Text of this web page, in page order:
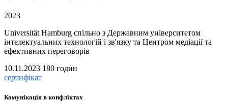
2023
Universität Hamburg спільно з Державним університетом
інтелектуальних технологій і зв'язку та Центром медіації та
ефективних переговорів
10.11.2023 180 годин
сертифікат
Комунікація в конфліктах